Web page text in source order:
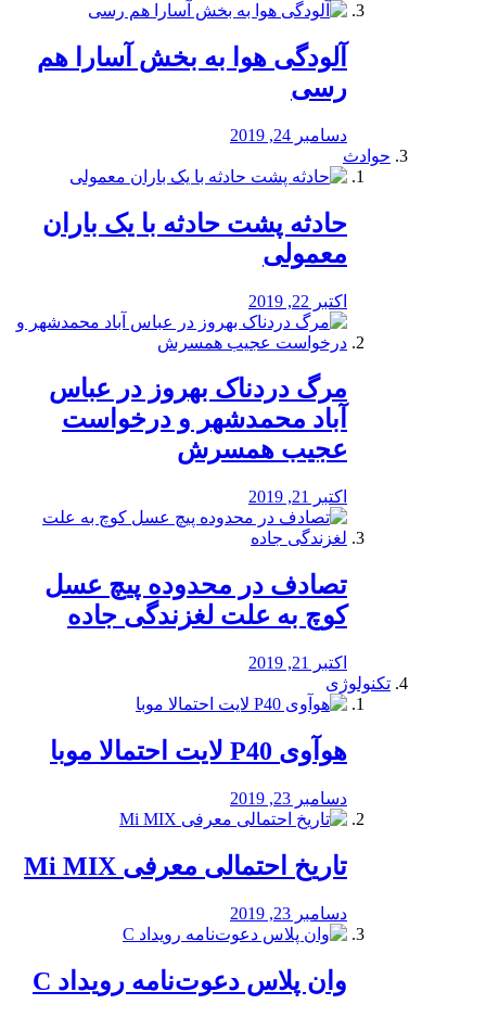
آلودگی هوا به بخش آسارا هم
رسی
دسامبر 24, 2019
حوادث
️حادثه پشت حادثه با یک باران
معمولی
اکتبر 22, 2019
مرگ دردناک بهروز در عباس
آباد محمدشهر و درخواست
عجیب همسرش
اکتبر 21, 2019
تصادف در محدوده پیچ عسل
کوچ به علت لغزندگی جاده
اکتبر 21, 2019
تکنولوژی
هوآوی P40 لایت احتمالا موبا
دسامبر 23, 2019
تاریخ احتمالی معرفی Mi MIX
دسامبر 23, 2019
وان پلاس دعوت‌نامه رویداد C